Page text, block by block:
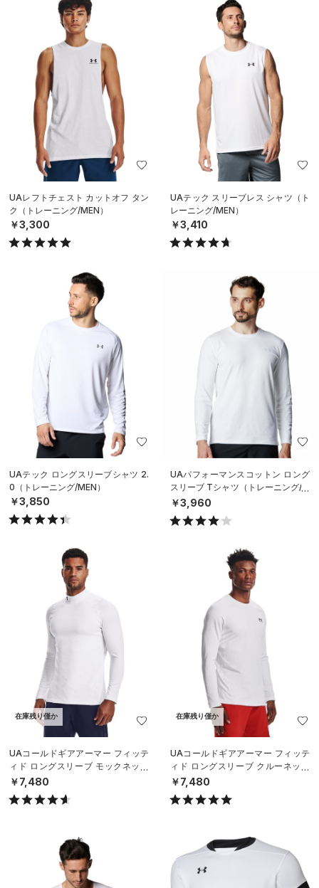
UAレフトチェスト カットオフ タン
ク（トレーニング/MEN）
￥3,300
UAテック スリーブレス シャツ（ト
レーニング/MEN）
￥3,410
UAテック ロングスリーブシャツ 2.
0（トレーニング/MEN）
￥3,850
UAパフォーマンスコットン ロング
スリーブ Tシャツ（トレーニング/M
EN）
￥3,960
在庫残り僅か
UAコールドギアアーマー フィッテ
ィド ロングスリーブ モックネック
シャツ（トレーニング/MEN）
￥7,480
在庫残り僅か
UAコールドギアアーマー フィッテ
ィド ロングスリーブ クルーネック
シャツ（トレーニング/MEN）
￥7,480